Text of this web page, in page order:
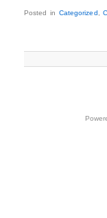
Posted in Categorized ,